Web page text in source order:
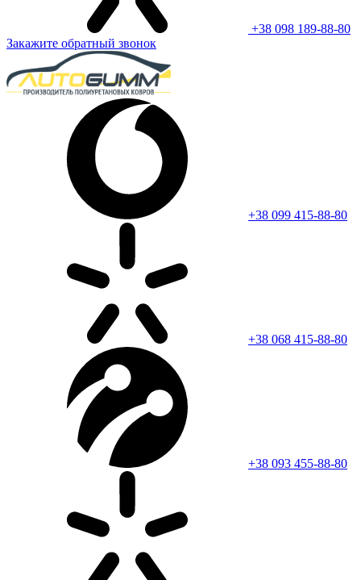
+38 098 189-88-80
Закажите обратный звонок
+38 099 415-88-80
+38 068 415-88-80
+38 093 455-88-80